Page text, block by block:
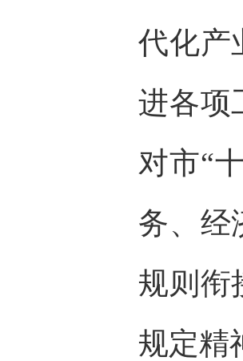
代化产
进各项
对市“
务、经
规则衔
规定精